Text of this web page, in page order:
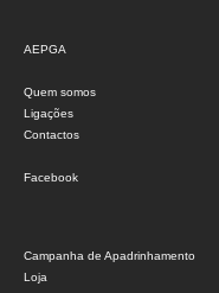
AEPGA
Quem somos
Ligações
Contactos
Facebook
Campanha de Apadrinhamento
Loja